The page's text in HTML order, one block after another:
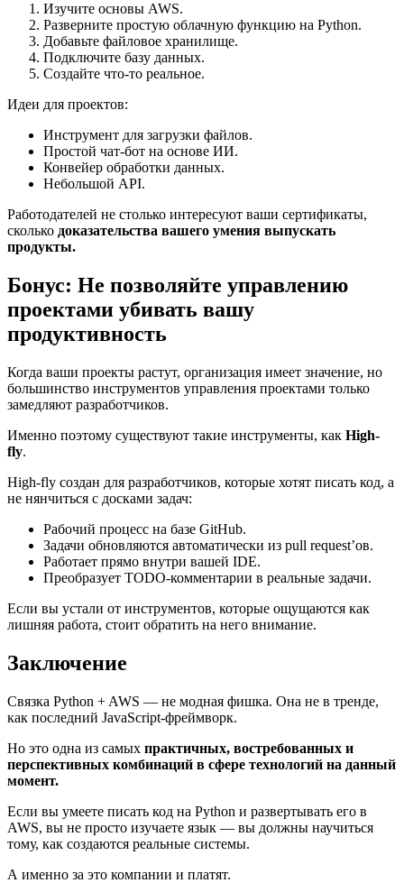
Изучите основы AWS.
Разверните простую облачную функцию на Python.
Добавьте файловое хранилище.
Подключите базу данных.
Создайте что-то реальное.
Идеи для проектов:
Инструмент для загрузки файлов.
Простой чат-бот на основе ИИ.
Конвейер обработки данных.
Небольшой API.
Работодателей не столько интересуют ваши сертификаты,
сколько доказательства вашего умения выпускать
продукты.
Бонус: Не позволяйте управлению
проектами убивать вашу
продуктивность
Когда ваши проекты растут, организация имеет значение, но
большинство инструментов управления проектами только
замедляют разработчиков.
Именно поэтому существуют такие инструменты, как High-
fly.
High-fly создан для разработчиков, которые хотят писать код, а
не нянчиться с досками задач:
Рабочий процесс на базе GitHub.
Задачи обновляются автоматически из pull request’ов.
Работает прямо внутри вашей IDE.
Преобразует TODO-комментарии в реальные задачи.
Если вы устали от инструментов, которые ощущаются как
лишняя работа, стоит обратить на него внимание.
Заключение
Связка Python + AWS — не модная фишка. Она не в тренде,
как последний JavaScript-фреймворк.
Но это одна из самых практичных, востребованных и
перспективных комбинаций в сфере технологий на данный
момент.
Если вы умеете писать код на Python и развертывать его в
AWS, вы не просто изучаете язык — вы должны научиться
тому, как создаются реальные системы.
А именно за это компании и платят.